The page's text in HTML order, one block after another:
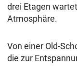
drei Etagen
Atmosphäre.
Von einer Old-
die zur